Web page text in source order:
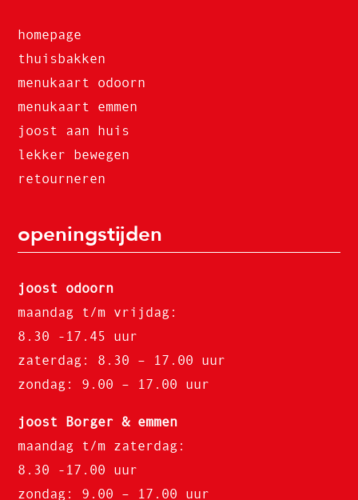
homepage
thuisbakken
menukaart odoorn
menukaart emmen
joost aan huis
lekker bewegen
retourneren
openingstijden
joost odoorn
maandag t/m vrijdag:
8.30 -17.45 uur
zaterdag: 8.30 – 17.00 uur
zondag: 9.00 – 17.00 uur
joost Borger & emmen
maandag t/m zaterdag:
8.30 -17.00 uur
zondag: 9.00 – 17.00 uur